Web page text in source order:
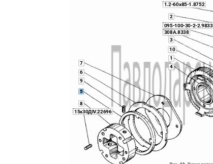
095-100-30-2-2.9833
308А.8338
15х30ДIV.22696
1.2-60x85-1.8752
1
2
3
4
5
6
7
8
9
10